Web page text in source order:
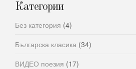
Категории
Без категория (4)
Българска класика (34)
ВИДЕО поезия (17)